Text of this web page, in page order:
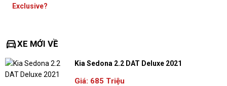
Exclusive?
directions_carXE MỚI VỀ
Kia Sedona 2.2 DAT Deluxe 2021
Giá: 685 Triệu